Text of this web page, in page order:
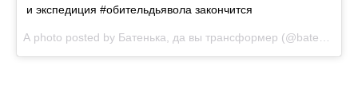
и экспедиция #обительдьявола закончится
A photo posted by Батенька, да вы трансформер (@batenka.ru) on